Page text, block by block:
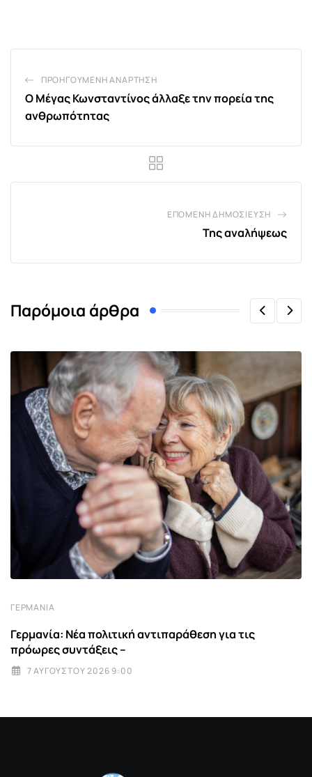
ΠΡΟΗΓΟΎΜΕΝΗ ΑΝΆΡΤΗΣΗ
Ο Μέγας Κωνσταντίνος άλλαξε την πορεία της
ανθρωπότητας
ΕΠΌΜΕΝΗ ΔΗΜΟΣΊΕΥΣΗ
Της αναλήψεως
Παρόμοια άρθρα
ΓΕΡΜΑΝΊΑ
Γερμανία: Νέα πολιτική αντιπαράθεση για τις
πρόωρες συντάξεις –
7 ΑΥΓΟΎΣΤΟΥ 2026 9:00